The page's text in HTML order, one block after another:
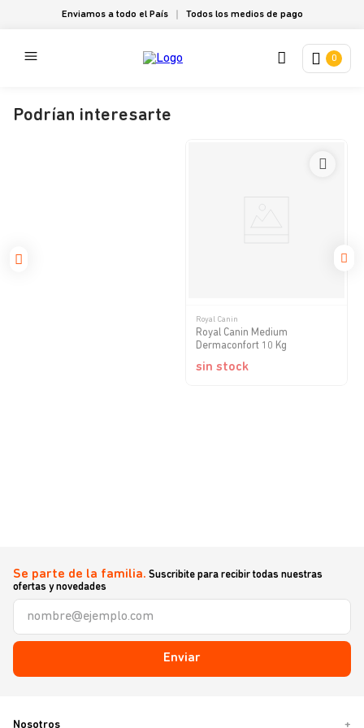
Enviamos a todo el País Todos los medios de pago
0
Podrían interesarte
Royal Canin
Royal Canin Medium
Dermaconfort 10 Kg
sin stock
Se parte de la familia. Suscribite para recibir todas nuestras
ofertas y novedades
Enviar
Nosotros +